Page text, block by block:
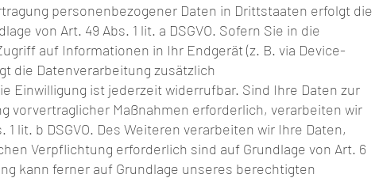
personenbezogener Daten in Drittstaaten erfolgt die
von Art. 49 Abs. 1 lit. a DSGVO. Sofern Sie in die
auf Informationen in Ihr Endgerät (z. B. via Device-
die Datenverarbeitung zusätzlich
Einwilligung ist jederzeit widerrufbar. Sind Ihre Daten zur
vorvertraglicher Maßnahmen erforderlich, verarbeiten wir
lit. b DSGVO. Des Weiteren verarbeiten wir Ihre Daten,
Verpflichtung erforderlich sind auf Grundlage von Art. 6
kann ferner auf Grundlage unseres berechtigten